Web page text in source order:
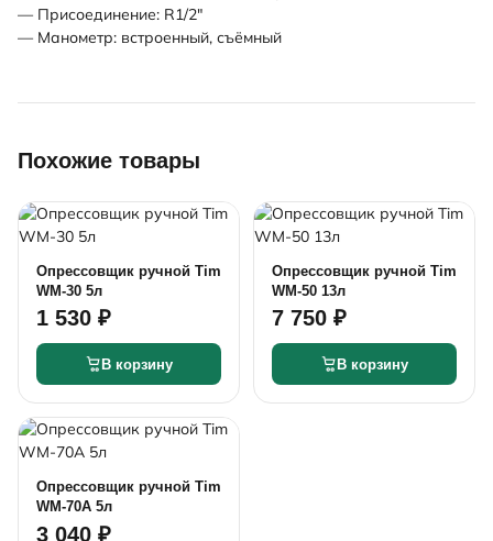
— Присоединение: R1/2"
— Манометр: встроенный, съёмный
Похожие товары
Опрессовщик ручной Tim
WM-30 5л
1 530 ₽
В корзину
Опрессовщик ручной Tim
WM-50 13л
7 750 ₽
В корзину
Опрессовщик ручной Tim
WM-70A 5л
3 040 ₽